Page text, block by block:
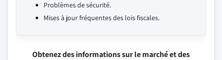
Problèmes de sécurité.
Mises à jour fréquentes des lois fiscales.
Obtenez des informations sur le marché et des